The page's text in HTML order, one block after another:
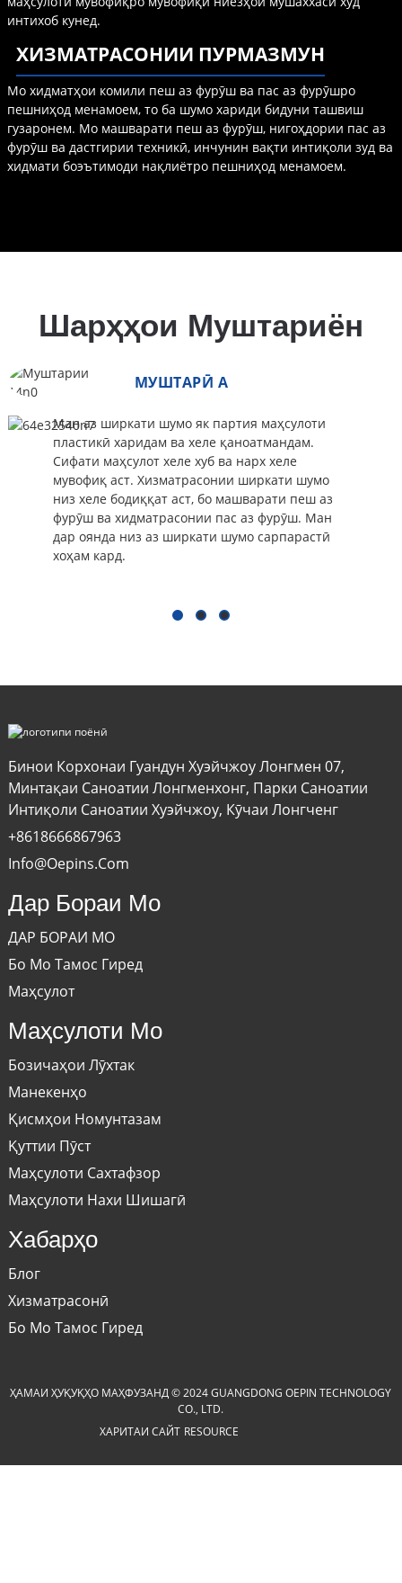
интихоб кунед.
ХИЗМАТРАСОНИИ ПУРМАЗМУН
Мо хидматҳои комили пеш аз фурӯш ва пас аз фурӯшро
пешниҳод менамоем, то ба шумо хариди бидуни ташвиш
гузаронем. Мо машварати пеш аз фурӯш, нигоҳдории пас аз
фурӯш ва дастгирии техникӣ, инчунин вақти интиқоли зуд ва
хидмати боэътимоди нақлиётро пешниҳод менамоем.
Шарҳҳои Муштариён
МУШТАРӢ A
Ман аз ширкати шумо як партия маҳсулоти
пластикӣ харидам ва хеле қаноатмандам.
Сифати маҳсулот хеле хуб ва нарх хеле
мувофиқ аст. Хизматрасонии ширкати шумо
низ хеле бодиққат аст, бо машварати пеш аз
фурӯш ва хидматрасонии пас аз фурӯш. Ман
дар оянда низ аз ширкати шумо сарпарастӣ
хоҳам кард.
Бинои Корхонаи Гуандун Хуэйчжоу Лонгмен 07,
Минтақаи Саноатии Лонгменхонг, Парки Саноатии
Интиқоли Саноатии Хуэйчжоу, Кӯчаи Лонгченг
+8618666867963
Info@oepins.com
Дар Бораи Мо
ДАР БОРАИ МО
Бо Мо Тамос Гиред
Маҳсулот
Маҳсулоти Мо
Бозичаҳои Лӯхтак
Манекенҳо
Қисмҳои Номунтазам
Қуттии Пӯст
Маҳсулоти Сахтафзор
Маҳсулоти Нахи Шишагӣ
Хабарҳо
Блог
Хизматрасонӣ
Бо Мо Тамос Гиред
ҲАМАИ ҲУҚУҚҲО МАҲФУЗАНД © 2024 GUANGDONG OEPIN TECHNOLOGY
CO., LTD.
ХАРИТАИ САЙТ RESOURCE